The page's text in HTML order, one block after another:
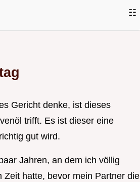
☷
Gericht denke, ist dieses
trifft. Es ist dieser eine
gut wird.
Jahren, an dem ich völlig
hatte, bevor mein Partner die